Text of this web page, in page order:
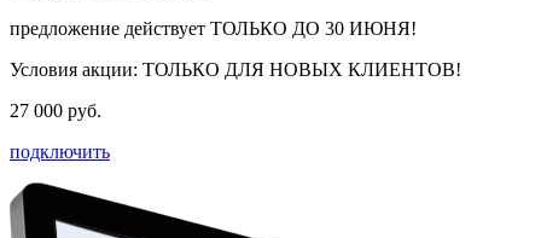
предложение действует ТОЛЬКО ДО 30 ИЮНЯ!
Условия акции: ТОЛЬКО ДЛЯ НОВЫХ КЛИЕНТОВ!
27 000 руб.
подключить